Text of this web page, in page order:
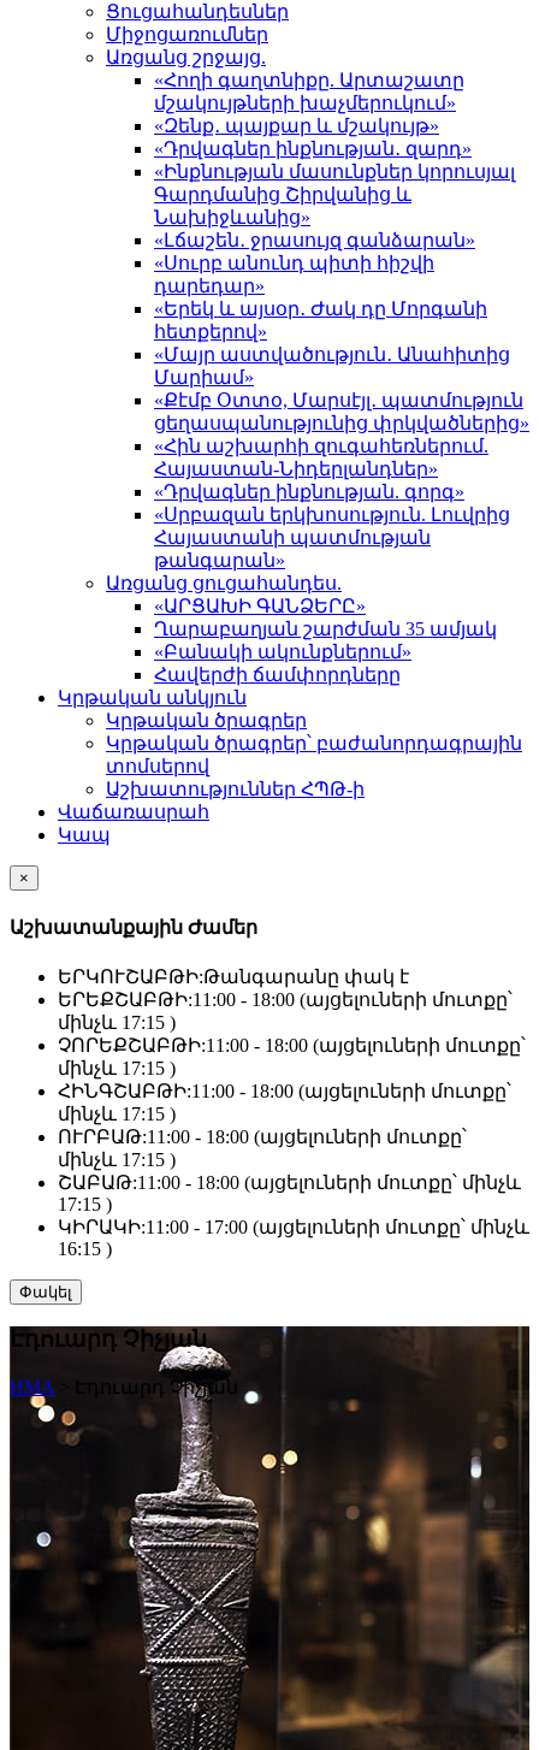
Ցուցահանդեսներ
Միջոցառումներ
Առցանց շրջայց.
«Հողի գաղտնիքը. Արտաշատը
մշակույթների խաչմերուկում»
«Զենք․ պայքար և մշակույթ»
«Դրվագներ ինքնության․ զարդ»
«Ինքնության մասունքներ կորուսյալ
Գարդմանից Շիրվանից և
Նախիջևանից»
«Լճաշեն․ ջրասույզ գանձարան»
«Սուրբ անունդ պիտի հիշվի
դարեդար»
«Երեկ և այսօր․ Ժակ դը Մորգանի
հետքերով»
«Մայր աստվածություն․ Անահիտից
Մարիամ»
«Քէմբ Օտտօ, Մարսէյլ․ պատմություն
ցեղասպանությունից փրկվածներից»
«Հին աշխարհի զուգահեռներում.
Հայաստան-Նիդերլանդներ»
«Դրվագներ ինքնության. գորգ»
«Սրբազան երկխոսություն. Լուվրից
Հայաստանի պատմության
թանգարան»
Առցանց ցուցահանդես.
«ԱՐՑԱԽԻ ԳԱՆՁԵՐԸ»
Ղարաբաղյան շարժման 35 ամյակ
«Բանակի ակունքներում»
Հավերժի ճամփորդները
Կրթական անկյուն
Կրթական ծրագրեր
Կրթական ծրագրեր՝ բաժանորդագրային
տոմսերով
Աշխատություններ ՀՊԹ-ի
Վաճառասրահ
Կապ
×
Աշխատանքային Ժամեր
ԵՐԿՈՒՇԱԲԹԻ:Թանգարանը փակ է
ԵՐԵՔՇԱԲԹԻ:11:00 - 18:00 (այցելուների մուտքը՝
մինչև 17:15 )
ՉՈՐԵՔՇԱԲԹԻ:11:00 - 18:00 (այցելուների մուտքը՝
մինչև 17:15 )
ՀԻՆԳՇԱԲԹԻ:11:00 - 18:00 (այցելուների մուտքը՝
մինչև 17:15 )
ՈՒՐԲԱԹ:11:00 - 18:00 (այցելուների մուտքը՝
մինչև 17:15 )
ՇԱԲԱԹ:11:00 - 18:00 (այցելուների մուտքը՝ մինչև
17:15 )
ԿԻՐԱԿԻ:11:00 - 17:00 (այցելուների մուտքը՝ մինչև
16:15 )
Փակել
Էդուարդ Չիչյան
HMA Էդուարդ Չիչյան